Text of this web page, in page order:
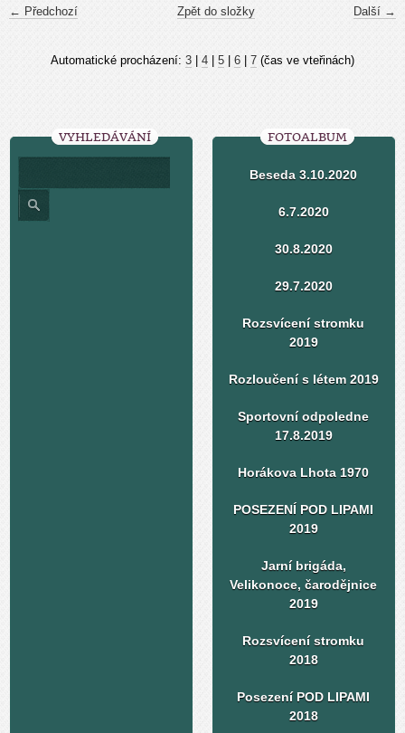
← Předchozí Další →
Zpět do složky
Automatické procházení: 3 4 5 6 7 (čas ve vteřinách)
VYHLEDÁVÁNÍ FOTOALBUM
Beseda 3.10.2020
6.7.2020
30.8.2020
29.7.2020
Rozsvícení stromku
2019
Rozloučení s létem 2019
Sportovní odpoledne
17.8.2019
Horákova Lhota 1970
POSEZENÍ POD LIPAMI
2019
Jarní brigáda,
Velikonoce, čarodějnice
2019
Rozsvícení stromku
2018
Posezení POD LIPAMI
2018